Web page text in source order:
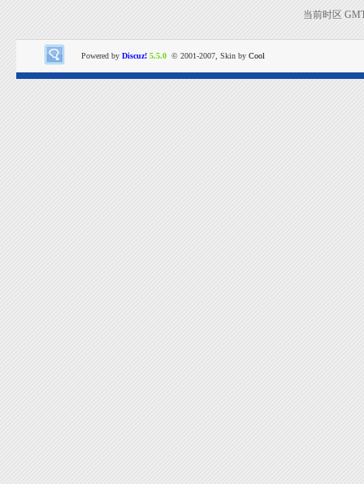
当前时区
Powered by Discuz! 5.5.0 © 2001-2007, Skin by Cool